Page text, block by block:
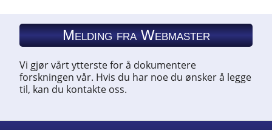
Melding fra Webmaster
Vi gjør vårt ytterste for å dokumentere
forskningen vår. Hvis du har noe du ønsker å legge
til, kan du kontakte oss.